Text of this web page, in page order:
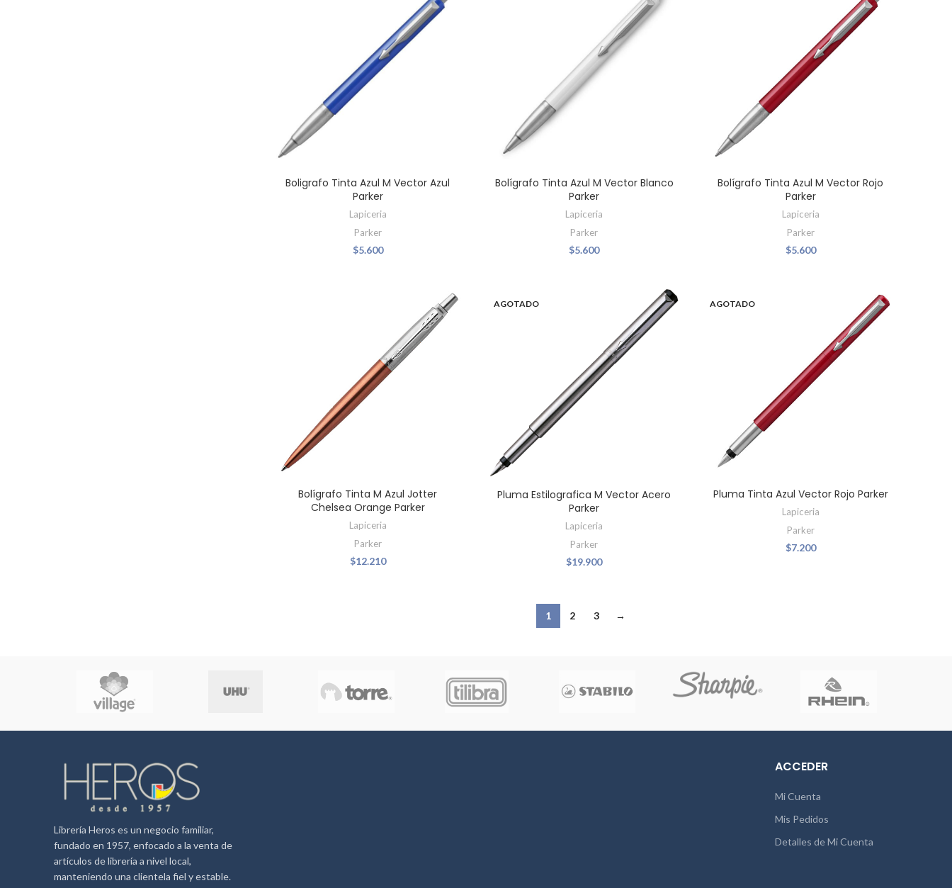
Boligrafo Tinta Azul M Vector Azul
Parker
Lapiceria
Parker
$5.600
Bolígrafo Tinta Azul M Vector Blanco
Parker
Lapiceria
Parker
$5.600
Bolígrafo Tinta Azul M Vector Rojo
Parker
Lapiceria
Parker
$5.600
Bolígrafo Tinta M Azul Jotter
Chelsea Orange Parker
Lapiceria
Parker
$12.210
AGOTADO
Pluma Estilografica M Vector Acero
Parker
Lapiceria
Parker
$19.900
AGOTADO
Pluma Tinta Azul Vector Rojo Parker
Lapiceria
Parker
$7.200
1 2 3 →
Librería Heros es un negocio familiar,
fundado en 1957, enfocado a la venta de
artículos de librería a nivel local,
manteniendo una clientela fiel y estable.
ACCEDER
Mi Cuenta
Mis Pedidos
Detalles de Mi Cuenta